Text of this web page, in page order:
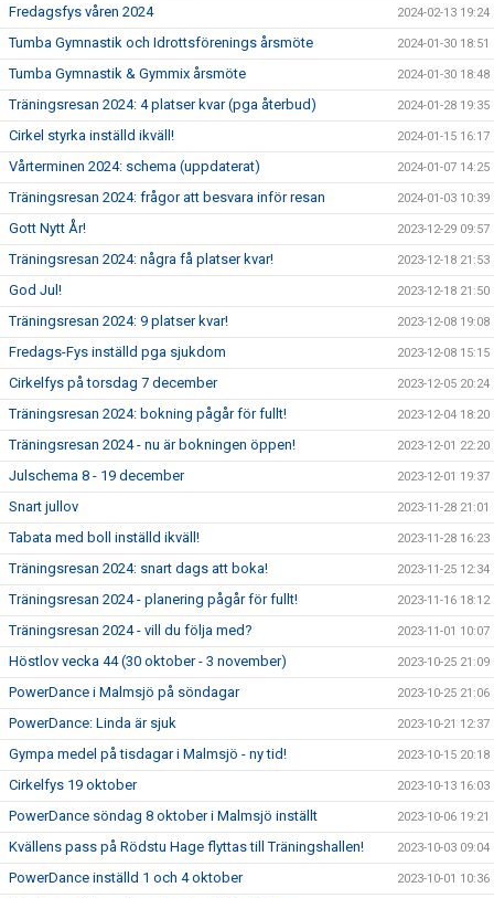
Fredagsfys våren 2024 2024-02-13 19:24
Tumba Gymnastik och Idrottsförenings årsmöte 2024-01-30 18:51
Tumba Gymnastik & Gymmix årsmöte 2024-01-30 18:48
Träningsresan 2024: 4 platser kvar (pga återbud) 2024-01-28 19:35
Cirkel styrka inställd ikväll! 2024-01-15 16:17
Vårterminen 2024: schema (uppdaterat) 2024-01-07 14:25
Träningsresan 2024: frågor att besvara inför resan 2024-01-03 10:39
Gott Nytt År! 2023-12-29 09:57
Träningsresan 2024: några få platser kvar! 2023-12-18 21:53
God Jul! 2023-12-18 21:50
Träningsresan 2024: 9 platser kvar! 2023-12-08 19:08
Fredags-Fys inställd pga sjukdom 2023-12-08 15:15
Cirkelfys på torsdag 7 december 2023-12-05 20:24
Träningsresan 2024: bokning pågår för fullt! 2023-12-04 18:20
Träningsresan 2024 - nu är bokningen öppen! 2023-12-01 22:20
Julschema 8 - 19 december 2023-12-01 19:37
Snart jullov 2023-11-28 21:01
Tabata med boll inställd ikväll! 2023-11-28 16:23
Träningsresan 2024: snart dags att boka! 2023-11-25 12:34
Träningsresan 2024 - planering pågår för fullt! 2023-11-16 18:12
Träningsresan 2024 - vill du följa med? 2023-11-01 10:07
Höstlov vecka 44 (30 oktober - 3 november) 2023-10-25 21:09
PowerDance i Malmsjö på söndagar 2023-10-25 21:06
PowerDance: Linda är sjuk 2023-10-21 12:37
Gympa medel på tisdagar i Malmsjö - ny tid! 2023-10-15 20:18
Cirkelfys 19 oktober 2023-10-13 16:03
PowerDance söndag 8 oktober i Malmsjö inställt 2023-10-06 19:21
Kvällens pass på Rödstu Hage flyttas till Träningshallen! 2023-10-03 09:04
PowerDance inställd 1 och 4 oktober 2023-10-01 10:36